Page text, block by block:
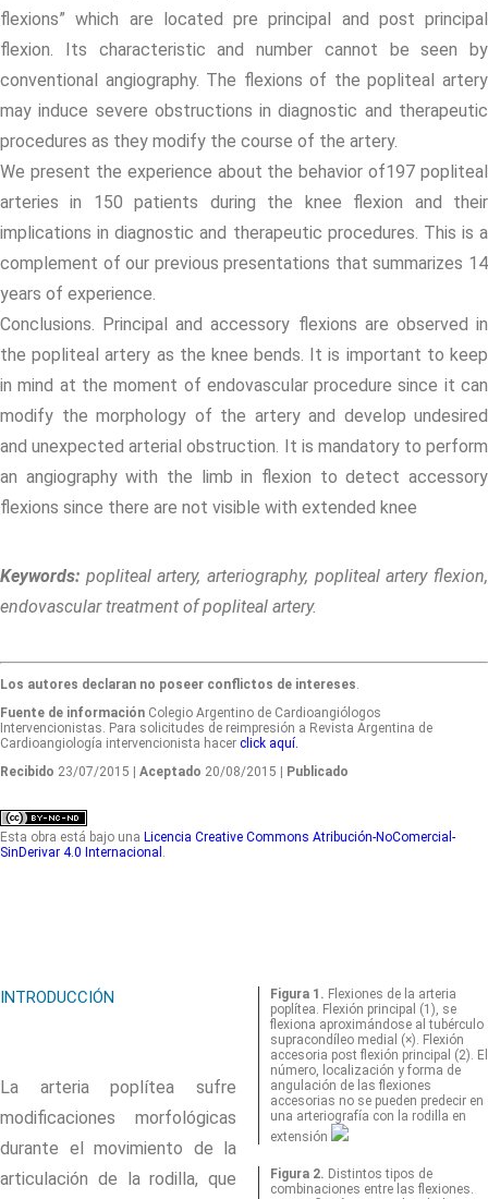
flexions” which are located pre principal and post principal
flexion. Its characteristic and number cannot be seen by
conventional angiography. The flexions of the popliteal artery
may induce severe obstructions in diagnostic and therapeutic
procedures as they modify the course of the artery.
We present the experience about the behavior of197 popliteal
arteries in 150 patients during the knee flexion and their
implications in diagnostic and therapeutic procedures. This is a
complement of our previous presentations that summarizes 14
years of experience.
Conclusions. Principal and accessory flexions are observed in
the popliteal artery as the knee bends. It is important to keep
in mind at the moment of endovascular procedure since it can
modify the morphology of the artery and develop undesired
and unexpected arterial obstruction. It is mandatory to perform
an angiography with the limb in flexion to detect accessory
flexions since there are not visible with extended knee
Keywords: popliteal artery, arteriography, popliteal artery flexion,
endovascular treatment of popliteal artery.
Los autores declaran no poseer conflictos de intereses.
Fuente de información Colegio Argentino de Cardioangiólogos
Intervencionistas. Para solicitudes de reimpresión a Revista Argentina de
Cardioangiología intervencionista hacer click aquí.
Recibido 23/07/2015 | Aceptado 20/08/2015 | Publicado
Esta obra está bajo una Licencia Creative Commons Atribución-NoComercial-
SinDerivar 4.0 Internacional .
Figura 1. Flexiones de la arteria
poplítea. Flexión principal (1), se
flexiona aproximándose al tubérculo
supracondíleo medial (×). Flexión
accesoria post flexión principal (2). El
número, localización y forma de
angulación de las flexiones
accesorias no se pueden predecir en
una arteriografía con la rodilla en
extensión
Figura 2. Distintos tipos de
combinaciones entre las flexiones.
INTRODUCCIÓN
La arteria poplítea sufre
modificaciones morfológicas
durante el movimiento de la
articulación de la rodilla, que